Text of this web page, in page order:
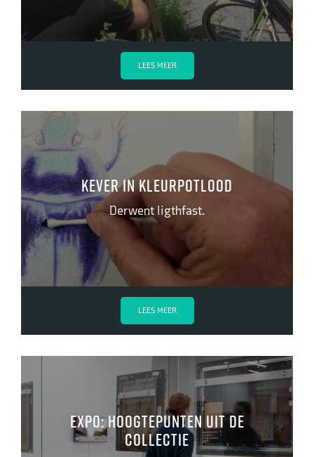
LEES MEER
Kever in kleurpotlood
Derwent ligthfast.
LEES MEER
EXPO: HOOGTEPUNTEN UIT DE
COLLECTIE